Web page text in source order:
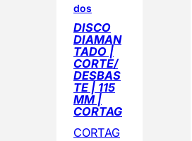
dos
DISCO
DIAMAN
TADO |
CORTE/
DESBAS
TE | 115
MM |
CORTAG
CORTAG